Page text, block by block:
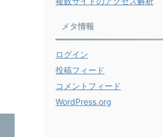
メタ情報
ログイン
投稿フィード
コメントフィード
WordPress.org